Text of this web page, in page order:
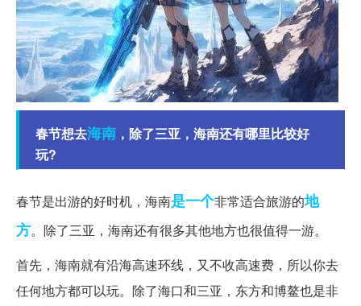
春节想去海南 ，除了三亚，海南还有哪里比较好
玩?
春节是出游的好时机，海南是一个非常适合旅游的地
方。除了三亚，海南还有很多其他地方也很值得一游。
首先，海南就有沿海高速环线，又不收高速费，所以你去
任何地方都可以玩。除了海口和三亚，东方和博鳌也是非